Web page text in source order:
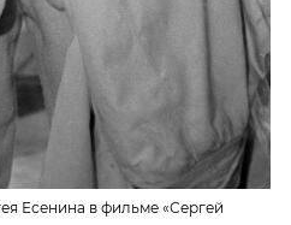
Есенина в фильме «Сергей